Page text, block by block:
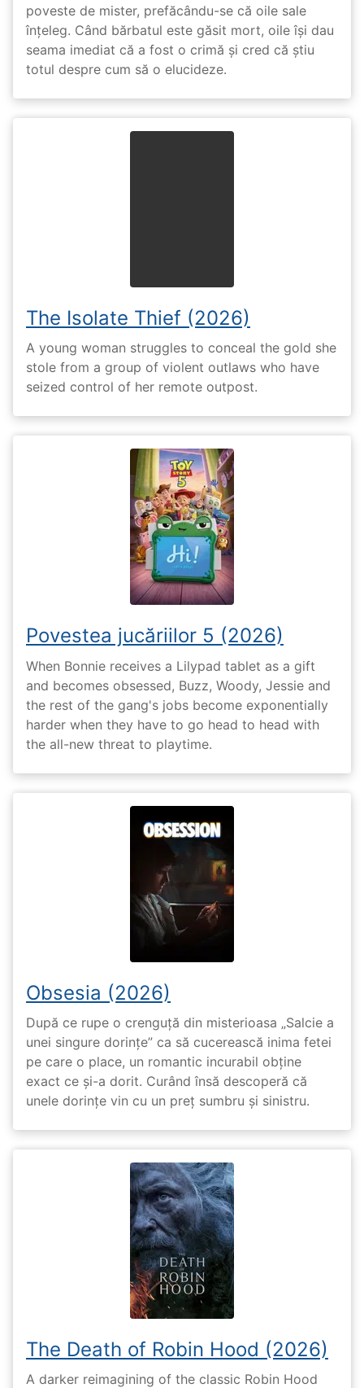
poveste de mister, prefăcându-se că oile sale
înțeleg. Când bărbatul este găsit mort, oile își dau
seama imediat că a fost o crimă și cred că știu
totul despre cum să o elucideze.
The Isolate Thief (2026)
A young woman struggles to conceal the gold she
stole from a group of violent outlaws who have
seized control of her remote outpost.
Povestea jucăriilor 5 (2026)
When Bonnie receives a Lilypad tablet as a gift
and becomes obsessed, Buzz, Woody, Jessie and
the rest of the gang's jobs become exponentially
harder when they have to go head to head with
the all-new threat to playtime.
Obsesia (2026)
După ce rupe o crenguță din misterioasa „Salcie a
unei singure dorințe” ca să cucerească inima fetei
pe care o place, un romantic incurabil obține
exact ce și-a dorit. Curând însă descoperă că
unele dorințe vin cu un preț sumbru și sinistru.
The Death of Robin Hood (2026)
A darker reimagining of the classic Robin Hood